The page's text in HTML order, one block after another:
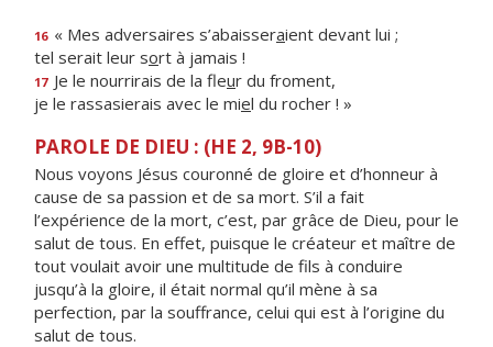
16 « Mes adversaires s’abaisseraient devant lui ;
tel serait leur sort à jamais !
17 Je le nourrirais de la fleur du froment,
je le rassasierais avec le miel du rocher ! »
PAROLE DE DIEU : (HE 2, 9B-10)
Nous voyons Jésus couronné de gloire et d’honneur à
cause de sa passion et de sa mort. S’il a fait
l’expérience de la mort, c’est, par grâce de Dieu, pour le
salut de tous. En effet, puisque le créateur et maître de
tout voulait avoir une multitude de fils à conduire
jusqu’à la gloire, il était normal qu’il mène à sa
perfection, par la souffrance, celui qui est à l’origine du
salut de tous.